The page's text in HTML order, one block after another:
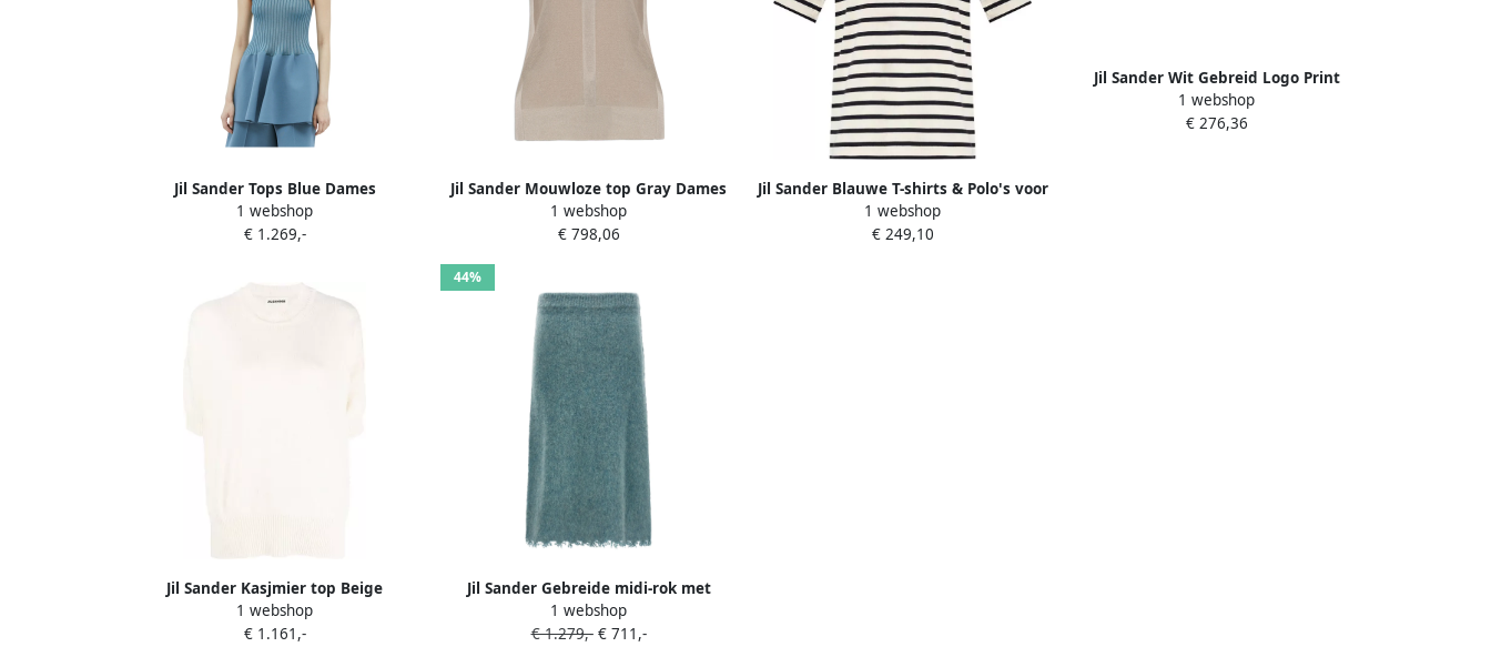
Jil Sander Tops Blue Dames
1 webshop
€ 1.269,-
Jil Sander Mouwloze top Gray Dames
1 webshop
€ 798,06
Jil Sander Blauwe T-shirts & Polo's voor
vrouwen Multicolor Dames
1 webshop
€ 249,10
Jil Sander Wit Gebreid Logo Print
Ronde Hals White Dames
1 webshop
€ 276,36
Jil Sander Kasjmier top Beige
1 webshop
€ 1.161,-
44%
Jil Sander Gebreide midi-rok met
elastische taille Blauw
1 webshop
€ 1.279,-€ 711,-